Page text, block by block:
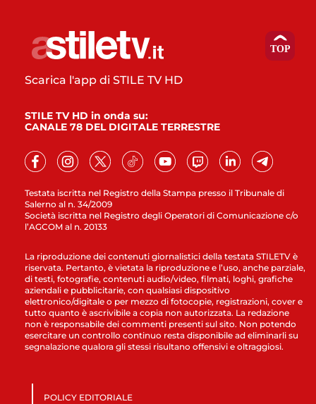
Testata iscritta nel Registro della Stampa presso il Tribunale di
Salerno al n. 34/2009
Società iscritta nel Registro degli Operatori di Comunicazione c/o
l’AGCOM al n. 20133
Scarica l'app di STILE TV HD
STILE TV HD in onda su:
CANALE 78 DEL DIGITALE TERRESTRE
La riproduzione dei contenuti giornalistici della testata STILETV è
riservata. Pertanto, è vietata la riproduzione e l’uso, anche parziale,
di testi, fotografie, contenuti audio/video, filmati, loghi, grafiche
aziendali e pubblicitarie, con qualsiasi dispositivo
elettronico/digitale o per mezzo di fotocopie, registrazioni, cover e
tutto quanto è ascrivibile a copia non autorizzata. La redazione
non è responsabile dei commenti presenti sul sito. Non potendo
esercitare un controllo continuo resta disponibile ad eliminarli su
segnalazione qualora gli stessi risultano offensivi e oltraggiosi.
POLICY EDITORIALE